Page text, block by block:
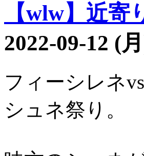
【wlw】近
2022-09-12 (
フィーシレネ
シュネ祭り。